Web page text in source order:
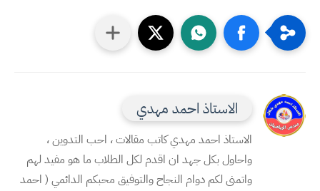
الاستاذ احمد مهدي
الاستاذ احمد مهدي كاتب مقالات ، احب التدوين ،
واحاول بكل جهد ان اقدم لكل الطلاب ما هو مفيد لهم
واتمنى لكم دوام النجاح والتوفيق محبكم الدائمي ( احمد